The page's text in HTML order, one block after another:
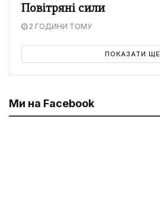
Повітряні сили
2 ГОДИНИ ТОМУ
ПОКАЗАТИ ЩЕ
Ми на Facebook